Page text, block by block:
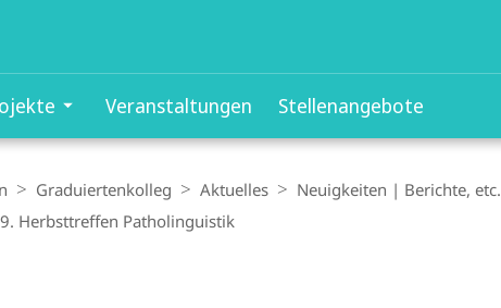
Veranstaltungen Stellenangebote
Graduiertenkolleg Aktuelles Neuigkeiten | Berichte, etc.
Herbsttreffen Patholinguistik